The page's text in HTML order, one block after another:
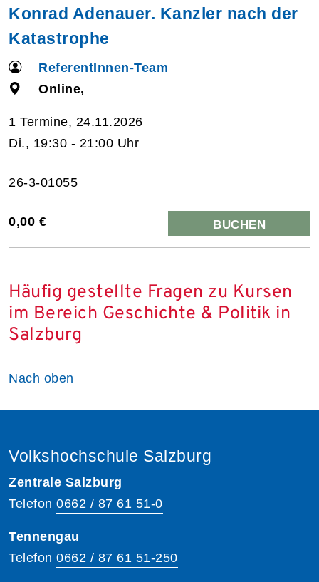
Konrad Adenauer. Kanzler nach der
Katastrophe
ReferentInnen-Team
Online,
1 Termine, 24.11.2026
Di., 19:30 - 21:00 Uhr
26-3-01055
0,00 € BUCHEN
Häufig gestellte Fragen zu Kursen
im Bereich Geschichte & Politik in
Salzburg
Nach oben
Volkshochschule Salzburg
Zentrale Salzburg
Telefon 0662 / 87 61 51-0
Tennengau
Telefon 0662 / 87 61 51-250